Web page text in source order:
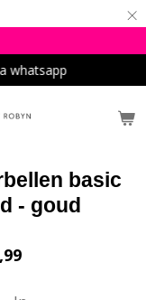
×
whatsapp
basic
- goud